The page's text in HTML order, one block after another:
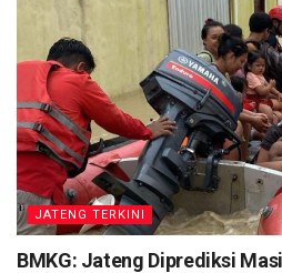
JATENG TERKINI
BMKG: Jateng Diprediksi